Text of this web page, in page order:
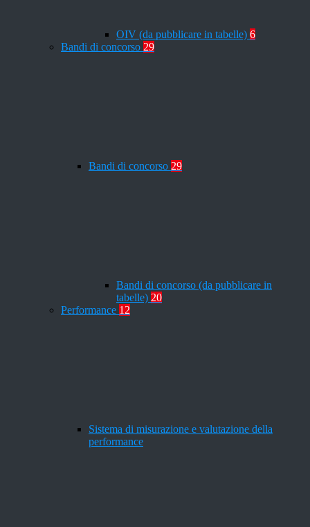
OIV (da pubblicare in tabelle) 6
Bandi di concorso 29
Bandi di concorso 29
Bandi di concorso (da pubblicare in
tabelle) 20
Performance 12
Sistema di misurazione e valutazione della
performance